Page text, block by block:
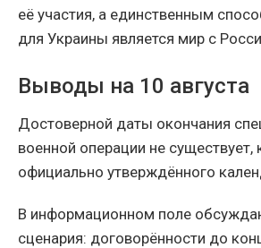
её участия, а единственным
для Украины является мир с
Выводы на 10 августа
Достоверной даты окончания
военной операции не существует,
официально утверждённого
В информационном поле
сценария: договорённости до